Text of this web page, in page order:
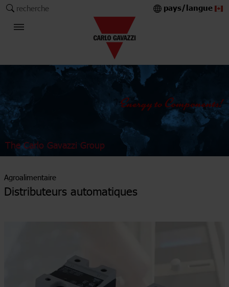
recherche pays/langue
The Carlo Gavazzi Group
Agroalimentaire
Distributeurs automatiques